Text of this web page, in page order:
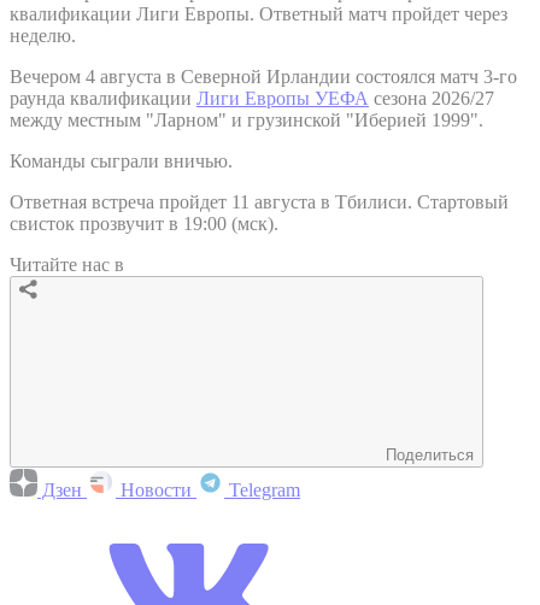
квалификации Лиги Европы. Ответный матч пройдет через
неделю.
Вечером 4 августа в Северной Ирландии состоялся матч 3-го
раунда квалификации Лиги Европы УЕФА сезона 2026/27
между местным "Ларном" и грузинской "Иберией 1999".
Команды сыграли вничью.
Ответная встреча пройдет 11 августа в Тбилиси. Стартовый
свисток прозвучит в 19:00 (мск).
Читайте нас в
Поделиться
Дзен Новости Telegram